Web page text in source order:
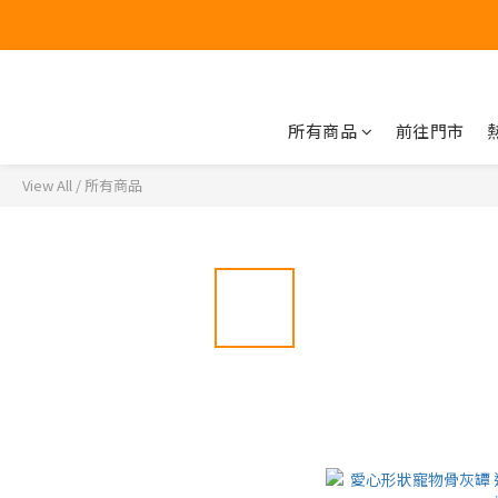
所有商品 前往門市
View All / 所有商品